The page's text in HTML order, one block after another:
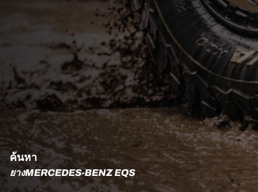
ค้นหา
ยางMERCEDES-BENZ EQS